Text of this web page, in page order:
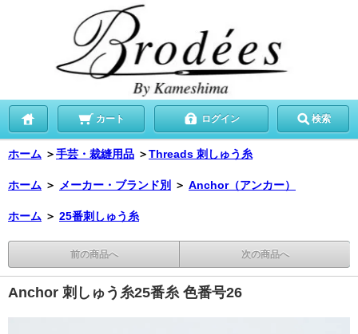
カート ログイン 検索
ホーム ＞手芸・裁縫用品 ＞Threads 刺しゅう糸
ホーム ＞ メーカー・ブランド別 ＞ Anchor（アンカー）
ホーム ＞ 25番刺しゅう糸
前の商品へ 次の商品へ
Anchor 刺しゅう糸25番糸 色番号26